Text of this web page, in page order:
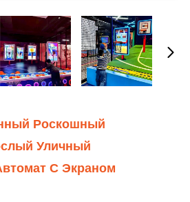
Роскошный
Уличный
С Экраном